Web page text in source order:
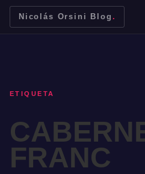
Nicolás Orsini Blog .
ETIQUETA
FRANC